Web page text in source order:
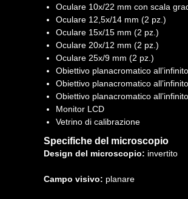
Oculare 10x/22 mm con scala
Oculare 12,5x/14 mm (2 pz.)
Oculare 15x/15 mm (2 pz.)
Oculare 20x/12 mm (2 pz.)
Oculare 25x/9 mm (2 pz.)
Obiettivo planacromatico
Obiettivo planacromatico
Obiettivo planacromatico
Monitor LCD
Vetrino di calibrazione
Specifiche del microscopio
Design del microscopio: invertito
Campo visivo: planare